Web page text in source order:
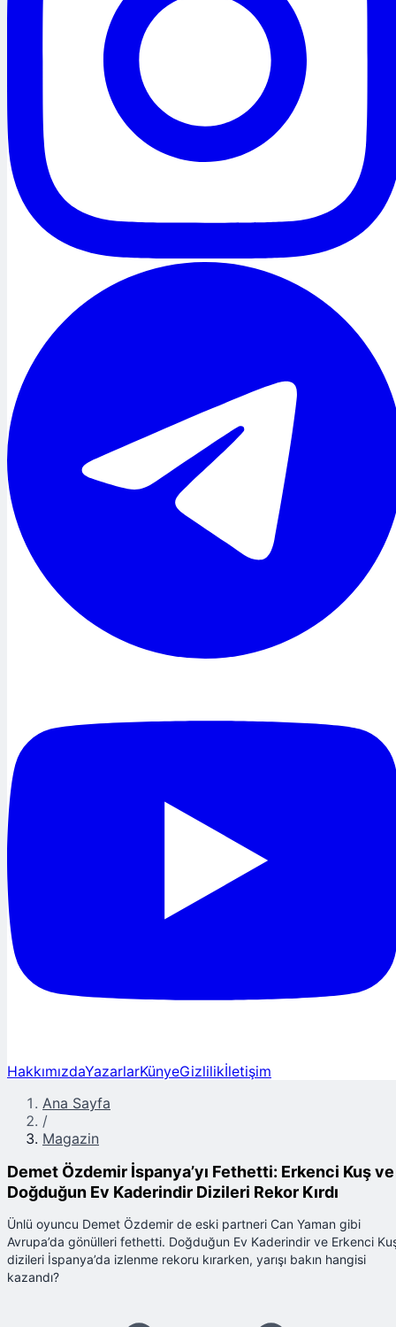
HakkımızdaYazarlarKünyeGizlilikİletişim
Ana Sayfa
/
Magazin
Demet Özdemir İspanya’yı Fethetti: Erkenci Kuş ve
Doğduğun Ev Kaderindir Dizileri Rekor Kırdı
Ünlü oyuncu Demet Özdemir de eski partneri Can Yaman gibi
Avrupa’da gönülleri fethetti. Doğduğun Ev Kaderindir ve Erkenci
dizileri İspanya’da izlenme rekoru kırarken, yarışı bakın hangisi
kazandı?